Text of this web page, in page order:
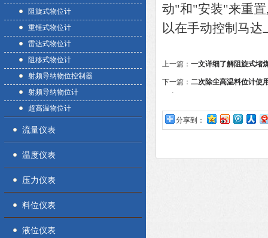
阻旋式物位计
重锤式物位计
雷达式物位计
阻移式物位计
射频导纳物位控制器
射频导纳物位计
超高温物位计
流量仪表
温度仪表
压力仪表
料位仪表
液位仪表
动"和"安装"来重
以在手动控制马
上一篇： 一文详细了解阻旋式堵
下一篇： 二次除尘高温料位计使
分享到：